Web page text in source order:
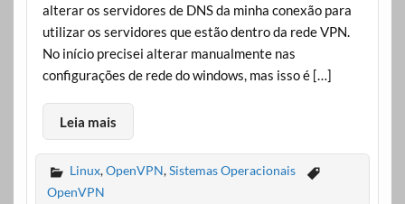
alterar os servidores de DNS da minha conexão para
utilizar os servidores que estão dentro da rede VPN.
No início precisei alterar manualmente nas
configurações de rede do windows, mas isso é […]
Leia mais
Linux,OpenVPN,Sistemas Operacionais
OpenVPN